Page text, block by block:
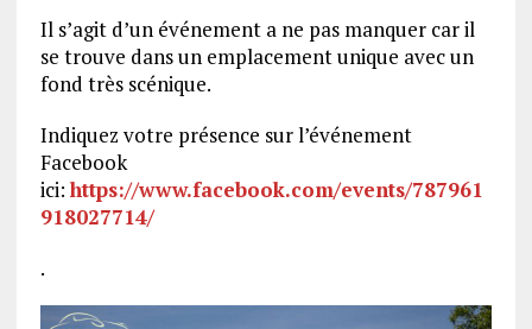
Il s’agit d’un événement a ne pas manquer car il
se trouve dans un emplacement unique avec un
fond très scénique.
Indiquez votre présence sur l’événement
Facebook
ici:https://www.facebook.com/events/787961
918027714/
.